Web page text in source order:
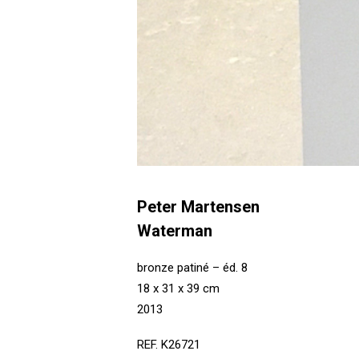
Peter Martensen
Waterman
bronze patiné – éd. 8
18 x 31 x 39 cm
2013
REF. K26721